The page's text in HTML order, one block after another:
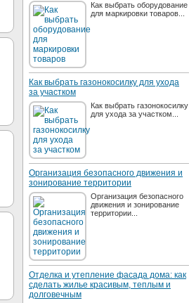
Как выбрать оборудование
для маркировки товаров...
Как выбрать газонокосилку для ухода
за участком
Как выбрать газонокосилку
для ухода за участком...
Организация безопасного движения и
зонирование территории
Организация безопасного
движения и зонирование
территории...
Отделка и утепление фасада дома: как
сделать жилье красивым, теплым и
долговечным